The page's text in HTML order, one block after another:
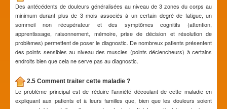
Des antécédents de douleurs généralisées au niveau de 3 zones du corps au
minimum durant plus de 3 mois associés à un certain degré de fatigue, un
sommeil non récupérateur et des symptômes cognitifs (attention,
apprentissage, raisonnement, mémoire, prise de décision et résolution de
problèmes) permettent de poser le diagnostic. De nombreux patients présentent
des points sensibles au niveau des muscles (points déclencheurs) à certains
endroits bien que cela ne serve pas au diagnostic.
2.5 Comment traiter cette maladie ?
Le problème principal est de réduire l'anxiété découlant de cette maladie en
expliquant aux patients et à leurs familles que, bien que les douleurs soient